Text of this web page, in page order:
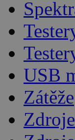
USB
Zátěže